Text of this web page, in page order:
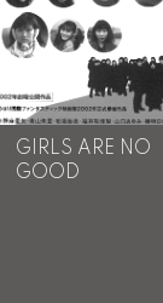
GIRLS ARE NO
GOOD